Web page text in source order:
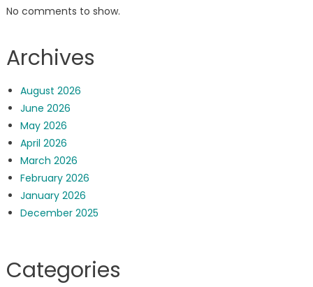
No comments to show.
Archives
August 2026
June 2026
May 2026
April 2026
March 2026
February 2026
January 2026
December 2025
Categories